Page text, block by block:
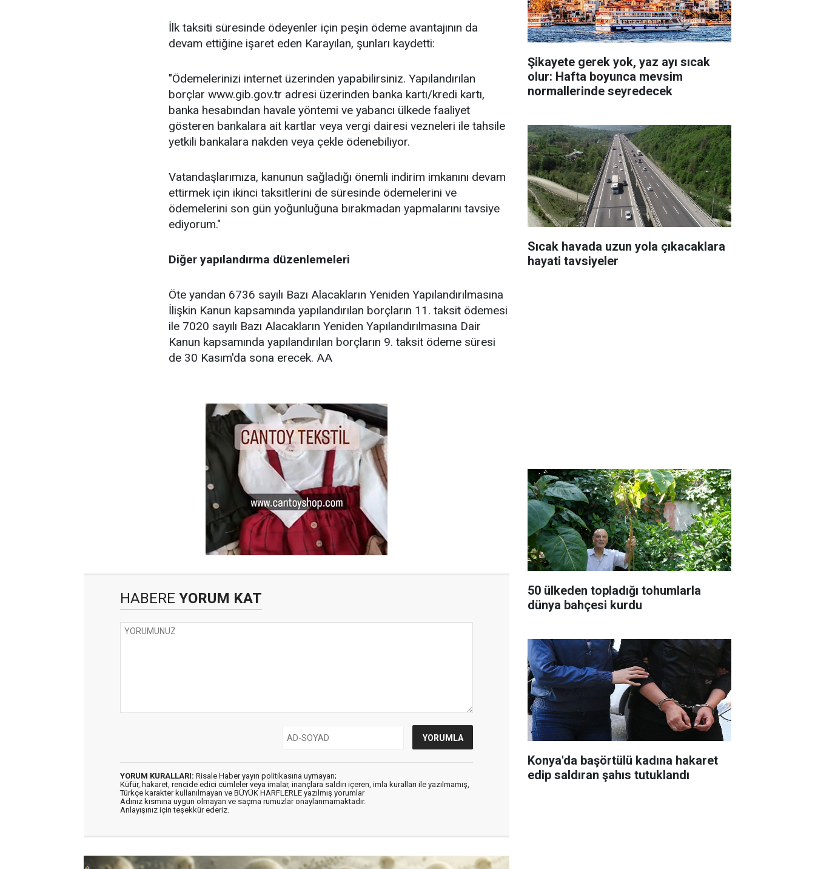
İlk taksiti süresinde ödeyenler için peşin ödeme avantajının da
devam ettiğine işaret eden Karayılan, şunları kaydetti:
"Ödemelerinizi internet üzerinden yapabilirsiniz. Yapılandırılan
borçlar www.gib.gov.tr adresi üzerinden banka kartı/kredi kartı,
banka hesabından havale yöntemi ve yabancı ülkede faaliyet
gösteren bankalara ait kartlar veya vergi dairesi vezneleri ile tahsile
yetkili bankalara nakden veya çekle ödenebiliyor.
Vatandaşlarımıza, kanunun sağladığı önemli indirim imkanını devam
ettirmek için ikinci taksitlerini de süresinde ödemelerini ve
ödemelerini son gün yoğunluğuna bırakmadan yapmalarını tavsiye
ediyorum."
Diğer yapılandırma düzenlemeleri
Öte yandan 6736 sayılı Bazı Alacakların Yeniden Yapılandırılmasına
İlişkin Kanun kapsamında yapılandırılan borçların 11. taksit ödemesi
ile 7020 sayılı Bazı Alacakların Yeniden Yapılandırılmasına Dair
Kanun kapsamında yapılandırılan borçların 9. taksit ödeme süresi
de 30 Kasım'da sona erecek. AA
HABERE YORUM KAT
YORUM KURALLARI: Risale Haber yayın politikasına uymayan;
Küfür, hakaret, rencide edici cümleler veya imalar, inançlara saldırı içeren, imla kuralları ile yazılmamış,
Türkçe karakter kullanılmayan ve BÜYÜK HARFLERLE yazılmış yorumlar
Adınız kısmına uygun olmayan ve saçma rumuzlar onaylanmamaktadır.
Anlayışınız için teşekkür ederiz.
Şikayete gerek yok, yaz ayı sıcak
olur: Hafta boyunca mevsim
normallerinde seyredecek
Sıcak havada uzun yola çıkacaklara
hayati tavsiyeler
50 ülkeden topladığı tohumlarla
dünya bahçesi kurdu
Konya'da başörtülü kadına hakaret
edip saldıran şahıs tutuklandı